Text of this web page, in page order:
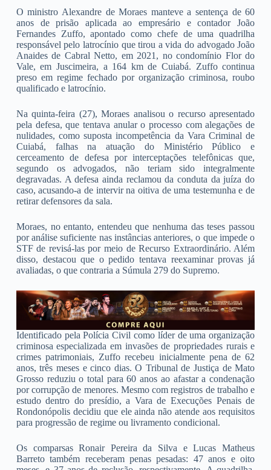
O ministro Alexandre de Moraes manteve a sentença de 60
anos de prisão aplicada ao empresário e contador João
Fernandes Zuffo, apontado como chefe de uma quadrilha
responsável pelo latrocínio que tirou a vida do advogado João
Anaides de Cabral Netto, em 2021, no condomínio Flor do
Vale, em Juscimeira, a 164 km de Cuiabá. Zuffo continua
preso em regime fechado por organização criminosa, roubo
qualificado e latrocínio.
Na quinta-feira (27), Moraes analisou o recurso apresentado
pela defesa, que tentava anular o processo com alegações de
nulidades, como suposta incompetência da Vara Criminal de
Cuiabá, falhas na atuação do Ministério Público e
cerceamento de defesa por interceptações telefônicas que,
segundo os advogados, não teriam sido integralmente
degravadas. A defesa ainda reclamou da conduta da juíza do
caso, acusando-a de intervir na oitiva de uma testemunha e de
retirar defensores da sala.
Moraes, no entanto, entendeu que nenhuma das teses passou
por análise suficiente nas instâncias anteriores, o que impede o
STF de revisá-las por meio de Recurso Extraordinário. Além
disso, destacou que o pedido tentava reexaminar provas já
avaliadas, o que contraria a Súmula 279 do Supremo.
Identificado pela Polícia Civil como líder de uma organização
criminosa especializada em invasões de propriedades rurais e
crimes patrimoniais, Zuffo recebeu inicialmente pena de 62
anos, três meses e cinco dias. O Tribunal de Justiça de Mato
Grosso reduziu o total para 60 anos ao afastar a condenação
por corrupção de menores. Mesmo com registros de trabalho e
estudo dentro do presídio, a Vara de Execuções Penais de
Rondonópolis decidiu que ele ainda não atende aos requisitos
para progressão de regime ou livramento condicional.
Os comparsas Ronair Pereira da Silva e Lucas Matheus
Barreto também receberam penas pesadas: 47 anos e oito